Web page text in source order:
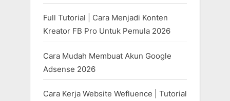
Full Tutorial | Cara Menjadi Konten
Kreator FB Pro Untuk Pemula 2026
Cara Mudah Membuat Akun Google
Adsense 2026
Cara Kerja Website Wefluence | Tutorial